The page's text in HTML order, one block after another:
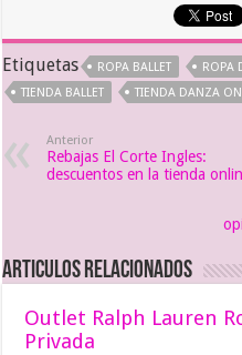
Etiquetas ROPA BALLET ROPA
TIENDA BALLET
TIENDA DANZA
Anterior
Rebajas El Corte Ingles:
descuentos en la tienda
Articulos relacionados
Outlet Ralph Lauren
Privada